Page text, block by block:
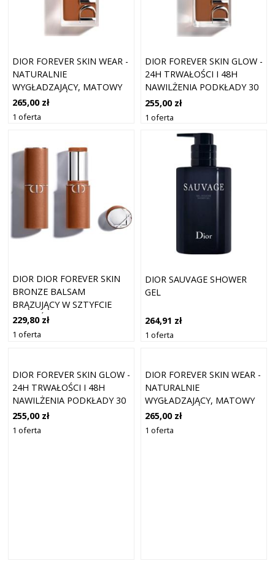
DIOR FOREVER SKIN WEAR -
NATURALNIE
WYGŁADZAJĄCY, MATOWY
PODKŁAD, 24H ULTRA
WEAR PODKŁADY 30 ML 7
265,00 zł
1 oferta
DIOR FOREVER SKIN GLOW -
24H TRWAŁOŚCI I 48H
NAWILŻENIA PODKŁADY 30
ML 7 5
255,00 zł
1 oferta
DIOR DIOR FOREVER SKIN
BRONZE BALSAM
BRĄZUJĄCY W SZTYFCIE
ODCIEŃ 04 MEDIUM TAN 8
G
229,80 zł
1 oferta
DIOR SAUVAGE SHOWER
GEL
264,91 zł
1 oferta
DIOR FOREVER SKIN GLOW -
24H TRWAŁOŚCI I 48H
NAWILŻENIA PODKŁADY 30
ML 8N - NEUTRAL
255,00 zł
1 oferta
DIOR FOREVER SKIN WEAR -
NATURALNIE
WYGŁADZAJĄCY, MATOWY
PODKŁAD, 24H ULTRA
WEAR PODKŁADY 30 ML 5N
265,00 zł
1 oferta